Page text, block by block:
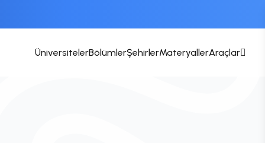
ÜniversitelerBölümlerŞehirlerMateryallerAraçlar